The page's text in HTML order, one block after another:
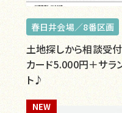
春日井会場／8番区画
土地探しから相談受
カード5.000円＋サラ
ト♪
NEW